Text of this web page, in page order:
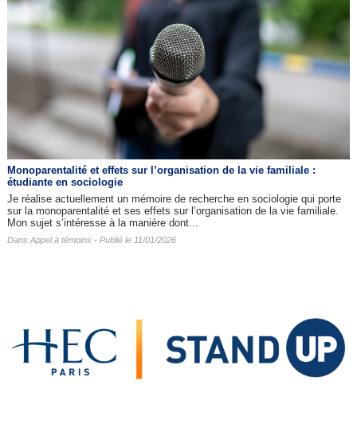
Monoparentalité et effets sur l’organisation de la vie familiale :
étudiante en sociologie
Je réalise actuellement un mémoire de recherche en sociologie qui porte
sur la monoparentalité et ses effets sur l’organisation de la vie familiale.
Mon sujet s’intéresse à la manière dont...
Dans Appel à témoins - Publié le 11/01/2026